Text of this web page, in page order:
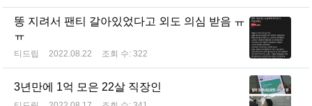
똥 지려서 팬티 갈아있었다고 외도 의심 받음 ㅠ
ㅠ
티드립 2022.08.22 조회 수: 322
3년만에 1억 모은 22살 직장인